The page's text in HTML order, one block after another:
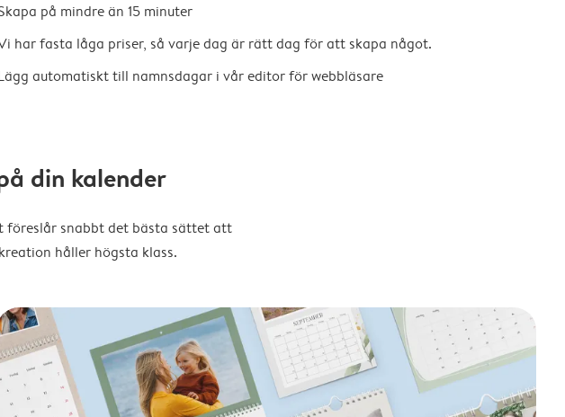
på mindre än 15 minuter
har fasta låga priser, så varje dag är rätt dag för att skapa något.
automatiskt till namnsdagar i vår editor för webbläsare
din kalender
föreslår snabbt det bästa sättet att
håller högsta klass.